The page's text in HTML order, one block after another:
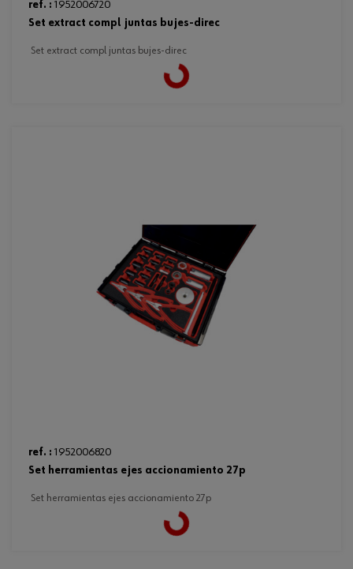
ref. : 1952006720
set extract compl juntas bujes-direc
set extract compl juntas bujes-direc
ref. : 1952006820
set herramientas ejes accionamiento 27p
set herramientas ejes accionamiento 27p